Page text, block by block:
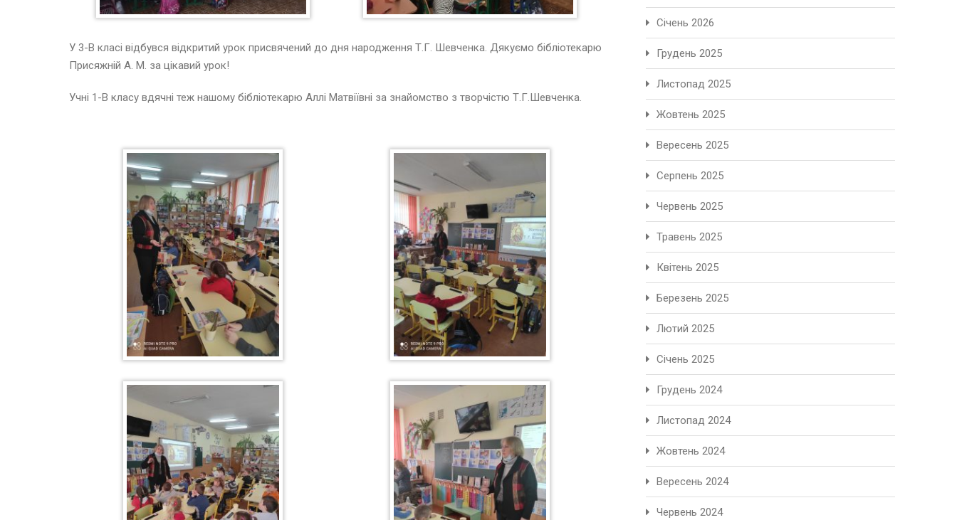
У 3-В класі відбувся відкритий урок присвячений до дня народження Т.Г. Шевченка. Дякуємо бібліотекарю
Присяжній А. М. за цікавий урок!
Учні 1-В класу вдячні теж нашому бібліотекарю Аллі Матвіївні за знайомство з творчістю Т.Г.Шевченка.
Січень 2026
Грудень 2025
Листопад 2025
Жовтень 2025
Вересень 2025
Серпень 2025
Червень 2025
Травень 2025
Квітень 2025
Березень 2025
Лютий 2025
Січень 2025
Грудень 2024
Листопад 2024
Жовтень 2024
Вересень 2024
Червень 2024